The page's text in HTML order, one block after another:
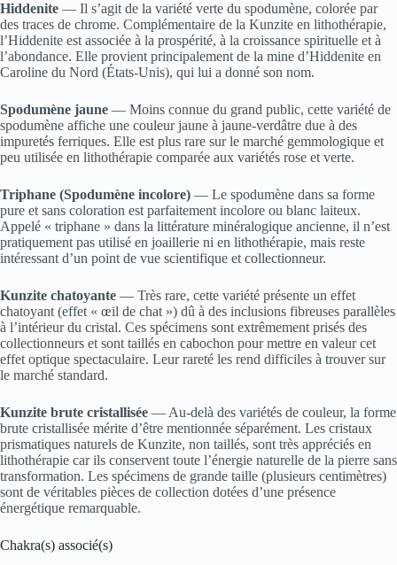
Hiddenite — Il s’agit de la variété verte du spodumène, colorée par
des traces de chrome. Complémentaire de la Kunzite en lithothérapie,
l’Hiddenite est associée à la prospérité, à la croissance spirituelle et à
l’abondance. Elle provient principalement de la mine d’Hiddenite en
Caroline du Nord (États-Unis), qui lui a donné son nom.
Spodumène jaune — Moins connue du grand public, cette variété de
spodumène affiche une couleur jaune à jaune-verdâtre due à des
impuretés ferriques. Elle est plus rare sur le marché gemmologique et
peu utilisée en lithothérapie comparée aux variétés rose et verte.
Triphane (Spodumène incolore) — Le spodumène dans sa forme
pure et sans coloration est parfaitement incolore ou blanc laiteux.
Appelé « triphane » dans la littérature minéralogique ancienne, il n’est
pratiquement pas utilisé en joaillerie ni en lithothérapie, mais reste
intéressant d’un point de vue scientifique et collectionneur.
Kunzite chatoyante — Très rare, cette variété présente un effet
chatoyant (effet « œil de chat ») dû à des inclusions fibreuses parallèles
à l’intérieur du cristal. Ces spécimens sont extrêmement prisés des
collectionneurs et sont taillés en cabochon pour mettre en valeur cet
effet optique spectaculaire. Leur rareté les rend difficiles à trouver sur
le marché standard.
Kunzite brute cristallisée — Au-delà des variétés de couleur, la forme
brute cristallisée mérite d’être mentionnée séparément. Les cristaux
prismatiques naturels de Kunzite, non taillés, sont très appréciés en
lithothérapie car ils conservent toute l’énergie naturelle de la pierre sans
transformation. Les spécimens de grande taille (plusieurs centimètres)
sont de véritables pièces de collection dotées d’une présence
énergétique remarquable.
Chakra(s) associé(s)